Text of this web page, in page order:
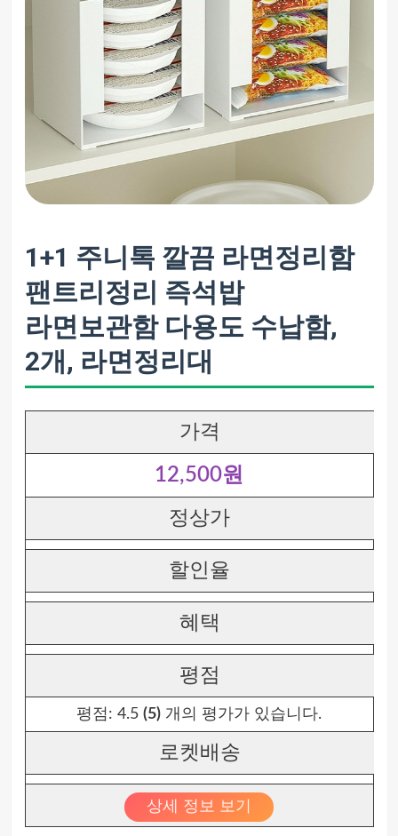
1+1 주니톡 깔끔 라면정리함
팬트리정리 즉석밥
라면보관함 다용도 수납함,
2개, 라면정리대
가격
12,500원
정상가
할인율
혜택
평점
평점: 4.5 (5) 개의 평가가 있습니다.
로켓배송
상세 정보 보기